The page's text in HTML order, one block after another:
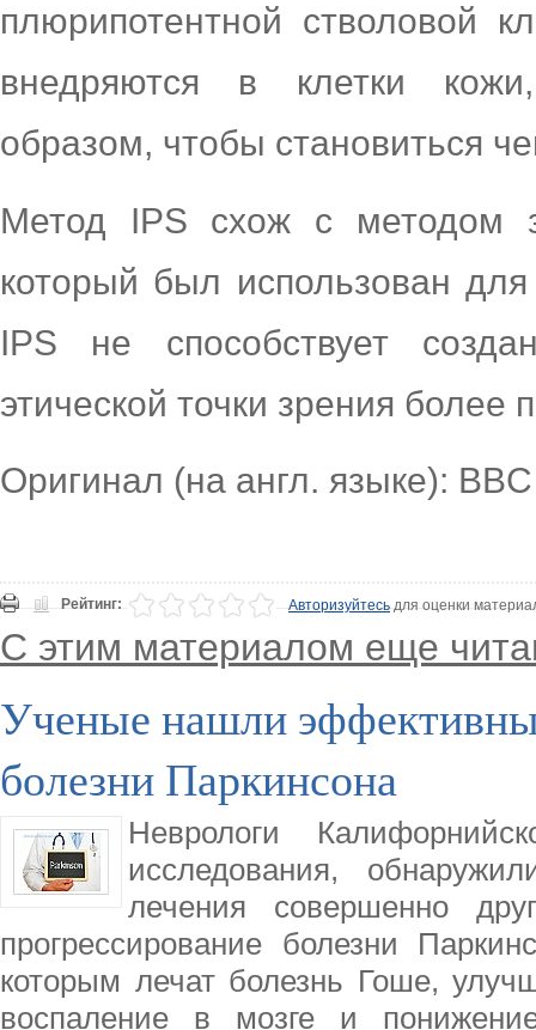
плюрипотентной стволовой
внедряются в клетки
образом, чтобы становиться
Метод IPS схож с методом
который был использован
IPS не способствует
этической точки зрения
Оригинал (на англ. языке):
Рейтинг: Авторизуйтесьдля оценки
С этим материалом еще
Ученые нашли
болезни Паркинсона
Неврологи
исследования,
лечения совершенно
прогрессирование болезни
которым лечат болезнь Гоше,
воспаление в мозге и